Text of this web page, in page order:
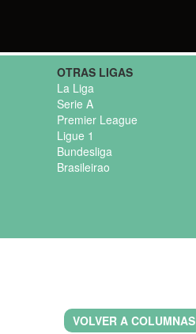
OTRAS LIGAS
La Liga
Serie A
Premier League
Ligue 1
Bundesliga
Brasileirao
VOLVER A COLUMNAS